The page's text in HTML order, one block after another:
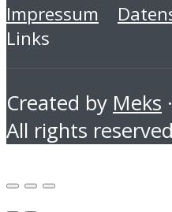
Impressum
Links
Created by Meks
All rights reserved